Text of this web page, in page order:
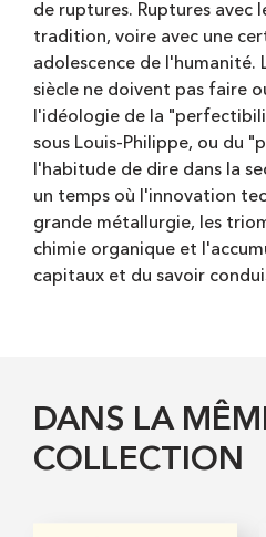
de ruptures. Ruptures avec
tradition, voire avec une
adolescence de l'humanité.
siècle ne doivent pas faire
l'idéologie de la
sous Louis-Philippe, ou du
l'habitude de dire dans la
un temps où l'innovation
grande métallurgie, les
chimie organique et
capitaux et du savoir
DANS LA
COLLECTION